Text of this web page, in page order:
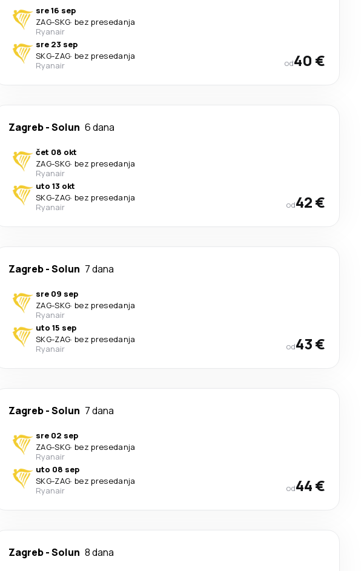
sre 16 sep
ZAG-SKG· bez presedanja
Ryanair
sre 23 sep
SKG-ZAG· bez presedanja
Ryanair
od40 €
Zagreb-Solun 6 dana
čet 08 okt
ZAG-SKG· bez presedanja
Ryanair
uto 13 okt
SKG-ZAG· bez presedanja
Ryanair
od42 €
Zagreb-Solun 7 dana
sre 09 sep
ZAG-SKG· bez presedanja
Ryanair
uto 15 sep
SKG-ZAG· bez presedanja
Ryanair
od43 €
Zagreb-Solun 7 dana
sre 02 sep
ZAG-SKG· bez presedanja
Ryanair
uto 08 sep
SKG-ZAG· bez presedanja
Ryanair
od44 €
Zagreb-Solun 8 dana